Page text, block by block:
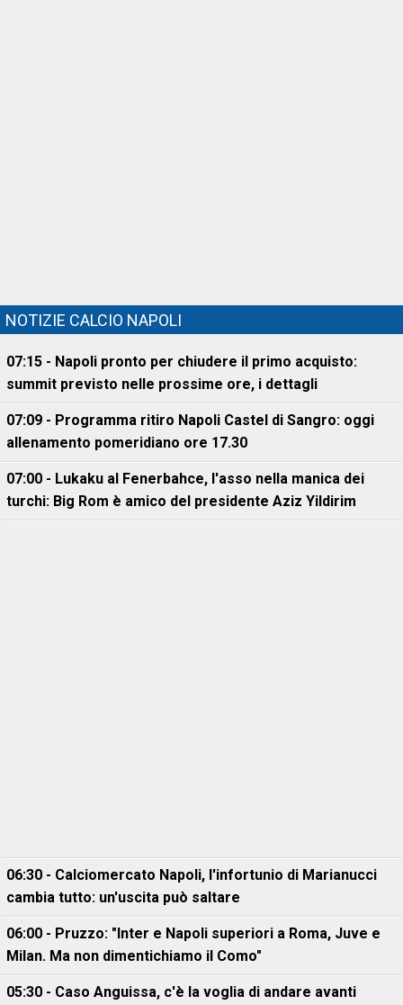
NOTIZIE CALCIO NAPOLI
07:15 - Napoli pronto per chiudere il primo acquisto:
summit previsto nelle prossime ore, i dettagli
07:09 - Programma ritiro Napoli Castel di Sangro: oggi
allenamento pomeridiano ore 17.30
07:00 - Lukaku al Fenerbahce, l'asso nella manica dei
turchi: Big Rom è amico del presidente Aziz Yildirim
06:30 - Calciomercato Napoli, l'infortunio di Marianucci
cambia tutto: un'uscita può saltare
06:00 - Pruzzo: "Inter e Napoli superiori a Roma, Juve e
Milan. Ma non dimentichiamo il Como"
05:30 - Caso Anguissa, c'è la voglia di andare avanti